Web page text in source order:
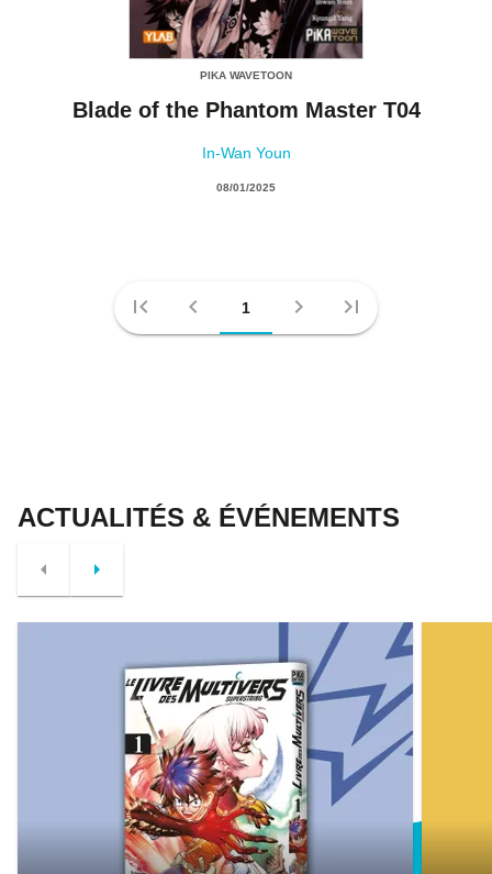
PIKA WAVETOON
Blade of the Phantom Master T04
In-Wan Youn
08/01/2025
first_page chevron_left 1 chevron_right last_page
ACTUALITÉS & ÉVÉNEMENTS
arrow_left arrow_right